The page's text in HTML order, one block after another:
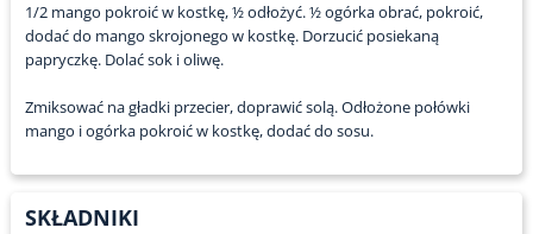
1/2 mango pokroić w kostkę, ½ odłożyć. ½ ogórka obrać, pokroić,
dodać do mango skrojonego w kostkę. Dorzucić posiekaną
papryczkę. Dolać sok i oliwę.
Zmiksować na gładki przecier, doprawić solą. Odłożone połówki
mango i ogórka pokroić w kostkę, dodać do sosu.
SKŁADNIKI